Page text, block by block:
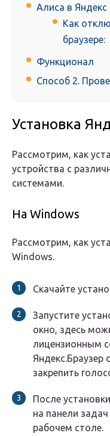
Алиса в Яндекс
Как
браузере:
Функционал
Способ 2.
Установка
Рассмотрим, как
устройства с
системами.
На Windows
Рассмотрим, как
Windows.
Скачайте
Запустите
окно, здесь
лицензионным
закрепить
После
на панели
рабочем столе.